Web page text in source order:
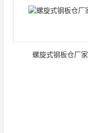
螺旋式钢板仓厂家